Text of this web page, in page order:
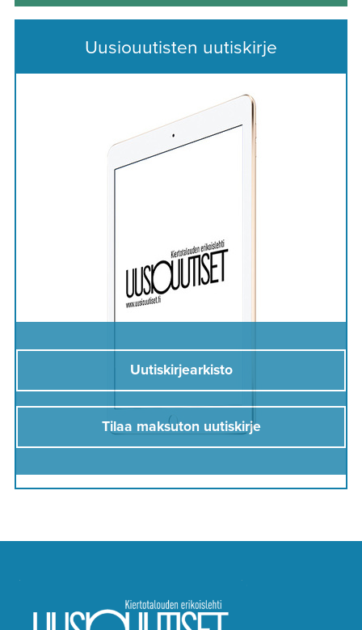
Uusiouutisten uutiskirje
Uutiskirjearkisto
Tilaa maksuton uutiskirje